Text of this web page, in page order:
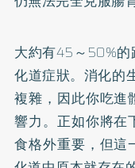
大約有45～50%
化道症狀。消化的
複雜，因此你吃進
響力。正如你將在
食格外重要，但這